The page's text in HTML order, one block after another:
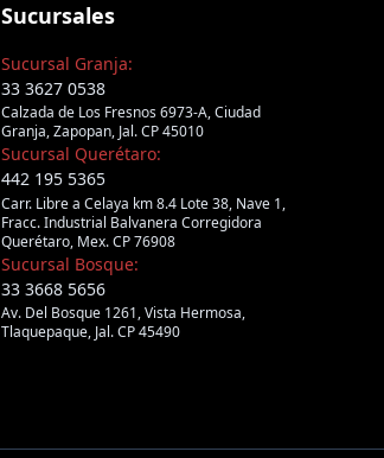
Sucursales
Sucursal Granja:
33 3627 0538
Calzada de Los Fresnos 6973-A, Ciudad
Granja, Zapopan, Jal. CP 45010
Sucursal Querétaro:
442 195 5365
Carr. Libre a Celaya km 8.4 Lote 38, Nave 1,
Fracc. Industrial Balvanera Corregidora
Querétaro, Mex. CP 76908
Sucursal Bosque:
33 3668 5656
Av. Del Bosque 1261, Vista Hermosa,
Tlaquepaque, Jal. CP 45490